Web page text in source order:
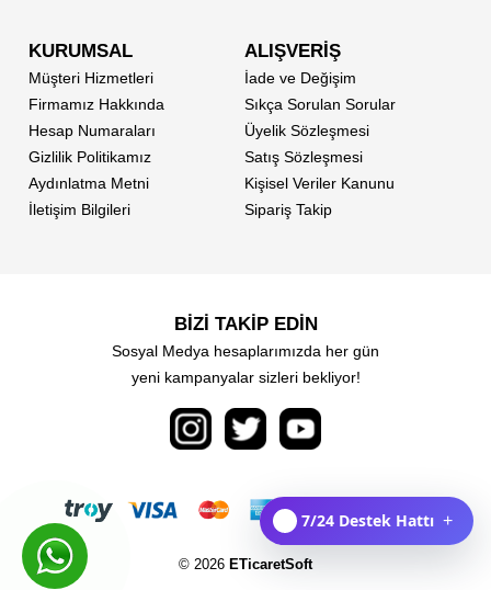
KURUMSAL
Müşteri Hizmetleri
Firmamız Hakkında
Hesap Numaraları
Gizlilik Politikamız
Aydınlatma Metni
İletişim Bilgileri
ALIŞVERİŞ
İade ve Değişim
Sıkça Sorulan Sorular
Üyelik Sözleşmesi
Satış Sözleşmesi
Kişisel Veriler Kanunu
Sipariş Takip
BİZİ TAKİP EDİN
Sosyal Medya hesaplarımızda her gün
yeni kampanyalar sizleri bekliyor!
© 2026 ETicaretSoft
7/24 Destek Hattı +